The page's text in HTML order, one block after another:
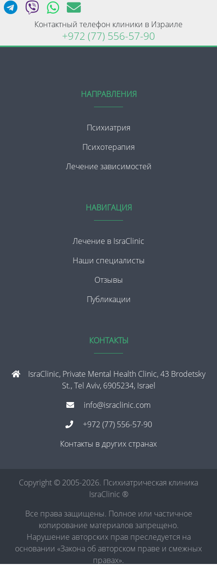
Контактный телефон клиники в Израиле
+972 (77) 556-57-90
НАПРАВЛЕНИЯ
Психиатрия
Психотерапия
Лечение зависимостей
НАВИГАЦИЯ
Лечение в IsraClinic
Наши специалисты
Отзывы
Публикации
КОНТАКТЫ
IsraClinic, Private Mental Health Clinic, 43 Brodetsky
St., Tel Aviv, 6905234, Israel
info@israclinic.com
+972 (77) 556-57-90
Контакты в других странах
Copyright © 2005-2026. Психиатрическая клиника
IsraClinic ®
Все права защищены. Полное или частичное
копирование материалов запрещено.
Нарушение авторских прав преследуется на
основании «Закона об авторском праве и смежных
правах».